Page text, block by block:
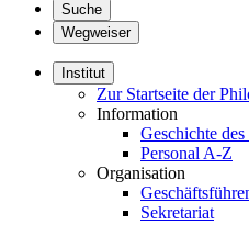
Suche
Wegweiser
Institut
Zur Startseite der
Information
Geschichte
Personal A-Z
Organisation
Sekretariat